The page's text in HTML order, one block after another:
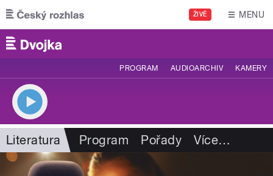
Přejít k hlavnímu obsahu
ŽIVĚ MENU
PROGRAM AUDIOARCHIV KAMERY
Literatura Program Pořady Více…